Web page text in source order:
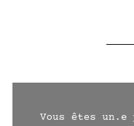
Vous êtes un.e